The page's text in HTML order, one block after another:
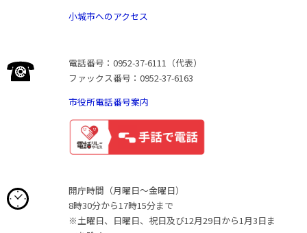
小城市へのアクセス
電話番号：0952-37-6111（代表）
ファックス番号：0952-37-6163
市役所電話番号案内
開庁時間（月曜日〜金曜日）
8時30分から17時15分まで
※土曜日、日曜日、祝日及び12月29日から1月3日ま